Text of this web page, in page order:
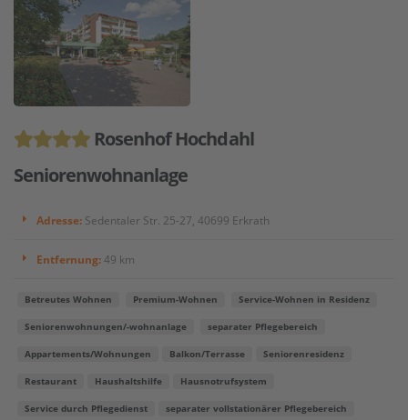
Rosenhof Hochdahl
Seniorenwohnanlage
Adresse: Sedentaler Str. 25-27, 40699 Erkrath
Entfernung:49 km
Betreutes Wohnen Premium-Wohnen Service-Wohnen in Residenz
Seniorenwohnungen/-wohnanlage separater Pflegebereich
Appartements/Wohnungen Balkon/Terrasse Seniorenresidenz
Restaurant Haushaltshilfe Hausnotrufsystem
Service durch Pflegedienst separater vollstationärer Pflegebereich